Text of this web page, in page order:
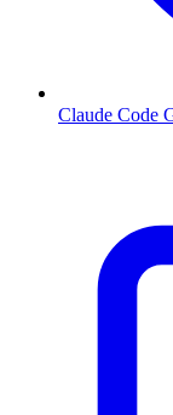
Claude Code